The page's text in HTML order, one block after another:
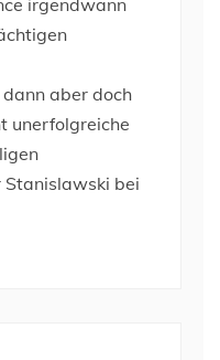
irgendwann
aber doch
unerfolgreiche
bei